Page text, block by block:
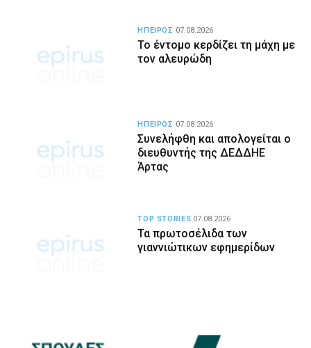
Το έντομο κερδίζει τη μάχη με
τον αλευρώδη
ΗΠΕΙΡΟΣ 07.08.2026
Συνελήφθη και απολογείται ο
διευθυντής της ΔΕΔΔΗΕ
Άρτας
ΗΠΕΙΡΟΣ 07.08.2026
Τα πρωτοσέλιδα των
γιαννιώτικων εφημερίδων
TOP STORIES 07.08.2026